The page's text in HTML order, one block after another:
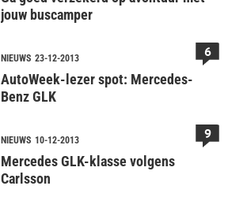
jouw buscamper
NIEUWS 23-12-2013
AutoWeek-lezer spot: Mercedes-
Benz GLK
6
NIEUWS 10-12-2013
Mercedes GLK-klasse volgens
Carlsson
9